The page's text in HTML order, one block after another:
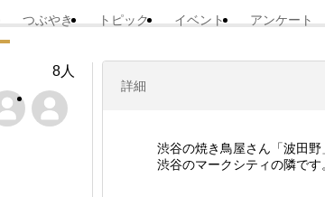
つぶやき トピック イベント アンケート
詳細
渋谷の焼き鳥屋さん「波田野
渋谷のマークシティの隣です
8人